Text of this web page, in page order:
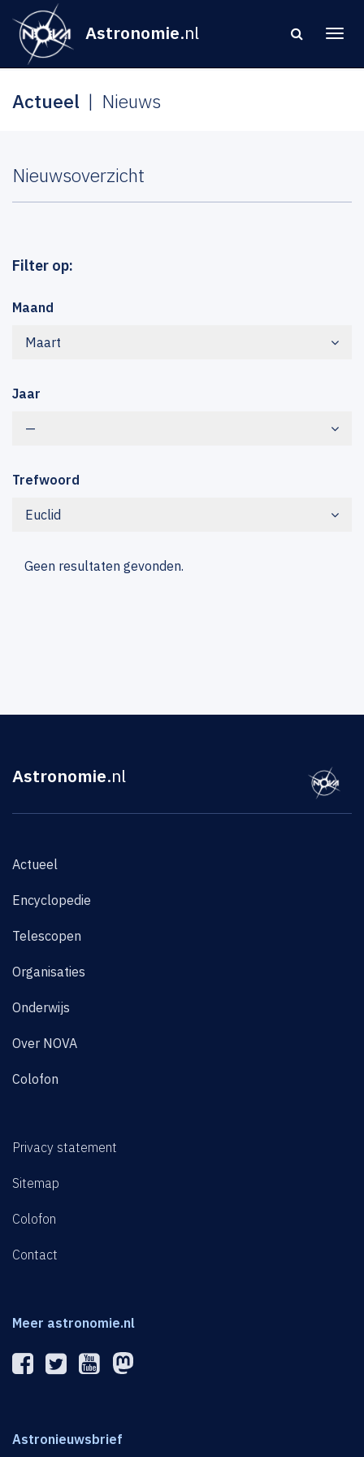
Astronomie.nl
Actueel Nieuws
Nieuwsoverzicht
Filter op:
Maand
Maart
Jaar
—
Trefwoord
Euclid
Geen resultaten gevonden.
Astronomie.nl
Actueel
Encyclopedie
Telescopen
Organisaties
Onderwijs
Over NOVA
Colofon
Privacy statement
Sitemap
Colofon
Contact
Meer astronomie.nl
Astronieuwsbrief